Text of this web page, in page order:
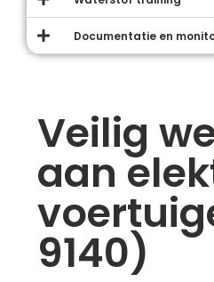
Documentatie en
Veilig
aan
9140)